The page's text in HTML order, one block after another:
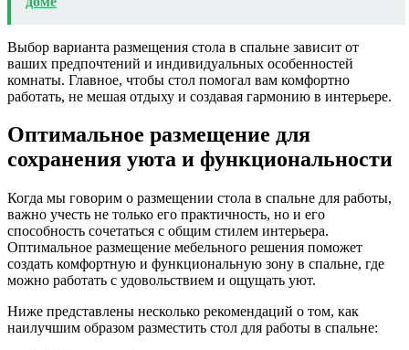
Выбор варианта размещения стола в спальне зависит от
ваших предпочтений и индивидуальных особенностей
комнаты. Главное, чтобы стол помогал вам комфортно
работать, не мешая отдыху и создавая гармонию в интерьере.
Оптимальное размещение для
сохранения уюта и функциональности
Когда мы говорим о размещении стола в спальне для работы,
важно учесть не только его практичность, но и его
способность сочетаться с общим стилем интерьера.
Оптимальное размещение мебельного решения поможет
создать комфортную и функциональную зону в спальне, где
можно работать с удовольствием и ощущать уют.
Ниже представлены несколько рекомендаций о том, как
наилучшим образом разместить стол для работы в спальне: